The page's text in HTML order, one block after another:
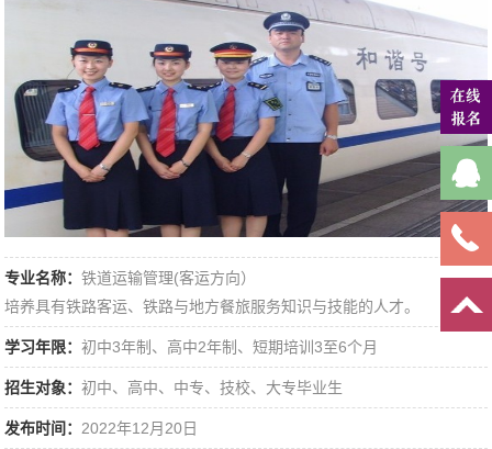
资
讯
线
报
名
专业名称：铁道运输管理(客运方向）
培养具有铁路客运、铁路与地方餐旅服务知识与技能的人才。
学习年限：初中3年制、高中2年制、短期培训3至6个月
招生对象：初中、高中、中专、技校、大专毕业生
发布时间： 2022年12月20日